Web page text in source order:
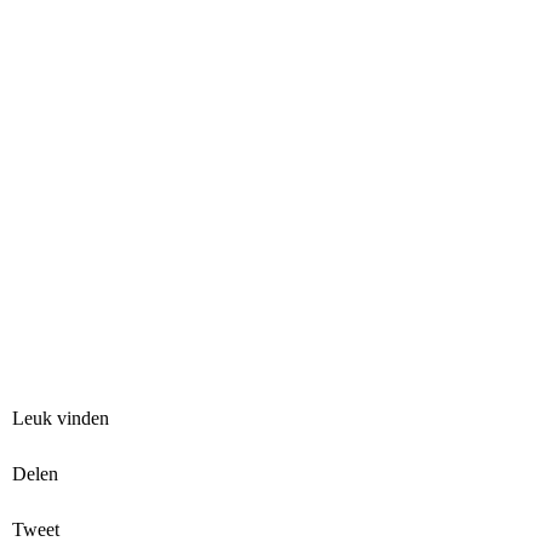
Leuk vinden
Delen
Tweet